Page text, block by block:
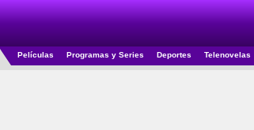
Películas Programas y Series Deportes Telenovelas